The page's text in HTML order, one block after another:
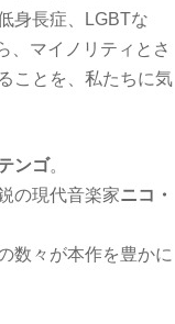
身長症、LGBTな
、マイノリティとさ
ことを、私たちに気
ンゴ。
の現代音楽家ニコ・
数々が本作を豊かに